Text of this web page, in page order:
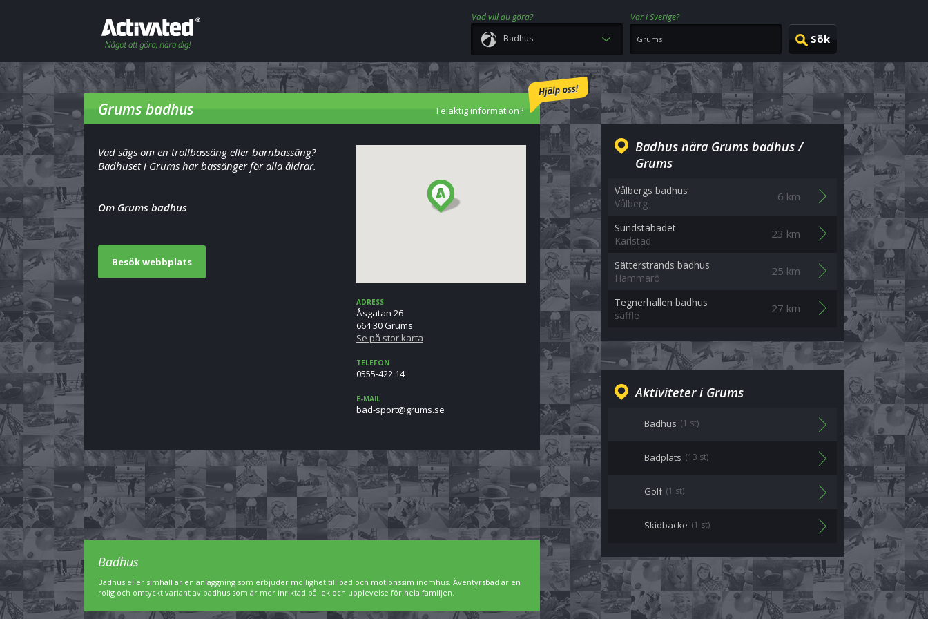
Vad vill du göra?
Var i Sverige?
Badhus
Grums badhus Felaktig information?
Vad sägs om en trollbassäng eller barnbassäng?
Badhuset i Grums har bassänger för alla åldrar.
Om Grums badhus
Besök webbplats
ADRESS
Åsgatan 26
664 30 Grums
Se på stor karta
TELEFON
0555-422 14
E-MAIL
es.smurg@trops-dab
Badhus nära Grums badhus /
Grums
Vålbergs badhus
Vålberg
6 km
Sundstabadet
Karlstad
23 km
Sätterstrands badhus
Hammarö
25 km
Tegnerhallen badhus
säffle
27 km
Aktiviteter i Grums
Badhus (1 st)
Badplats (13 st)
Golf (1 st)
Skidbacke (1 st)
Badhus
Badhus eller simhall är en anläggning som erbjuder möjlighet till bad och motionssim inomhus. Äventyrsbad är en
rolig och omtyckt variant av badhus som är mer inriktad på lek och upplevelse för hela familjen.